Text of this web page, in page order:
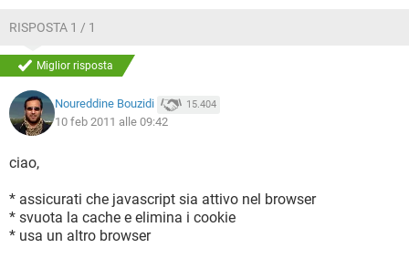
RISPOSTA 1 / 1
Miglior risposta
Noureddine Bouzidi 15.404
10 feb 2011 alle 09:42
ciao,
* assicurati che javascript sia attivo nel browser
* svuota la cache e elimina i cookie
* usa un altro browser